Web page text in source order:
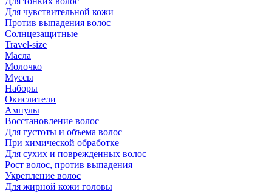
Для чувствительной кожи
Против выпадения волос
Солнцезащитные
Travel-size
Масла
Молочко
Муссы
Наборы
Окислители
Ампулы
Восстановление волос
Для густоты и объема волос
При химической обработке
Для сухих и поврежденных волос
Рост волос, против выпадения
Укрепление волос
Для жирной кожи головы